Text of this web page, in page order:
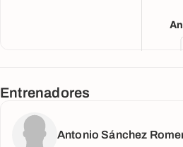
Entrenadores
Antonio Sánchez